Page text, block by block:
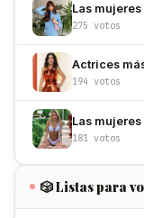
Las
275 votos
Actrices
194 votos
Las
181 votos
🎲 Listas para